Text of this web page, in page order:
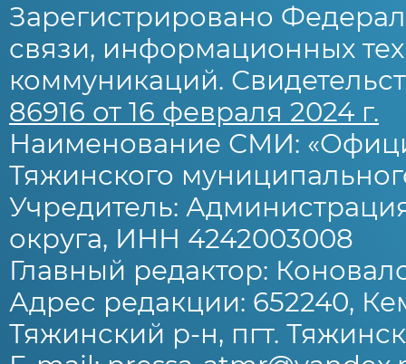
Зарегистрировано
связи, информационных
коммуникаций.
86916 от 16 февраля 2024 г.
Наименование СМИ:
Тяжинского
Учредитель:
округа, ИНН 4242003008
Главный редактор:
Адрес редакции: 652240,
Тяжинский р-н, пгт.